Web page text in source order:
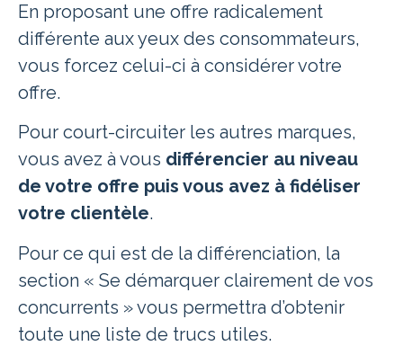
En proposant une offre radicalement
différente aux yeux des consommateurs,
vous forcez celui-ci à considérer votre
offre.
Pour court-circuiter les autres marques,
vous avez à vous différencier au niveau
de votre offre puis vous avez à fidéliser
votre clientèle.
Pour ce qui est de la différenciation, la
section « Se démarquer clairement de vos
concurrents » vous permettra d’obtenir
toute une liste de trucs utiles.